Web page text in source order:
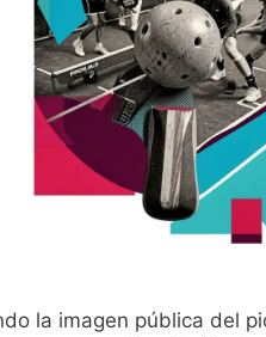
la imagen pública del